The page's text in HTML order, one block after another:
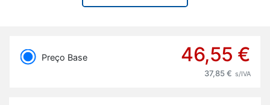
Preço Base 46,55 €
37,85 € s/IVA